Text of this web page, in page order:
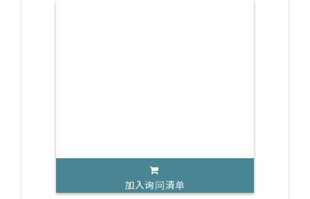
加入询问清单